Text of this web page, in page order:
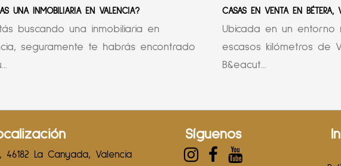
UNA INMOBILIARIA EN VALENCIA?
buscando una inmobiliaria en
seguramente te habrás encontrado
CASAS EN VENTA EN BÉTERA,
Ubicada en un entorno
escasos kilómetros de
B&eacut...
La Canyada, Valencia
Síguenos